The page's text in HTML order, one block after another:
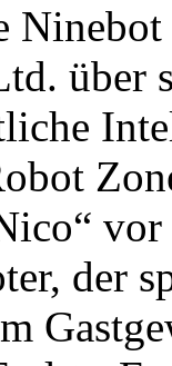
über
der